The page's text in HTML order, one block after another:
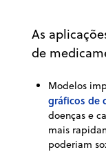
As
de
Modelos
gráficos de
doenças e
mais
poderiam